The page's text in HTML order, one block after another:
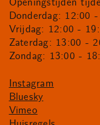
Openingstijden
Donderdag: 12:00
Vrijdag: 12:00 -
Zaterdag: 13:00 -
Zondag: 13:00 -
Instagram
Bluesky
Vimeo